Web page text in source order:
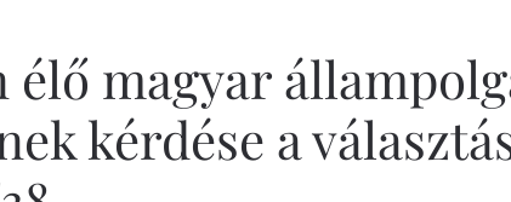
élő magyar
kérdése a